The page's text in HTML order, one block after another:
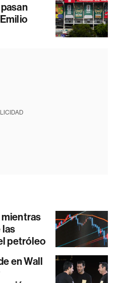
las
petróleo
en Wall